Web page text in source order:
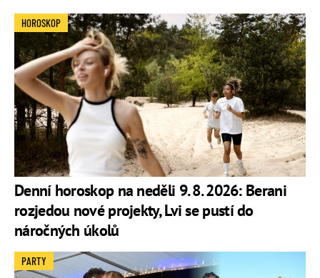
Denní horoskop na neděli 9. 8. 2026: Berani
rozjedou nové projekty, Lvi se pustí do
náročných úkolů
HOROSKOP
PARTY